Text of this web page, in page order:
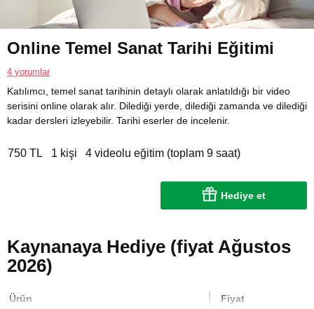
Online Temel Sanat Tarihi Eğitimi
4 yorumlar
Katılımcı, temel sanat tarihinin detaylı olarak anlatıldığı bir video
serisini online olarak alır. Dilediği yerde, dilediği zamanda ve dilediği
kadar dersleri izleyebilir. Tarihi eserler de incelenir.
750 TL 1 kişi 4 videolu eğitim (toplam 9 saat)
Hediye et
Kaynanaya Hediye (fiyat Ağustos
2026)
Ürün Fiyat